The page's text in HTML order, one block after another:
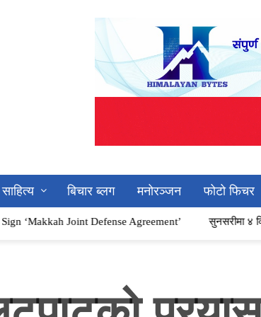
साहित्य बिचार ब्लग मनोरञ्जन फोटो फिचर
Defense Agreement’ सुनसरीमा ४ क्विन्टलभन्दा बढी